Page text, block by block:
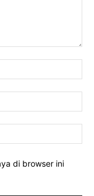
di browser ini